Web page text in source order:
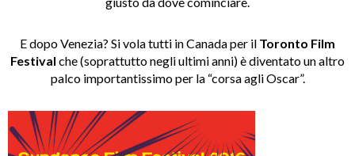
E dopo Venezia? Si vola tutti in Canada per il Toronto Film
Festival che (soprattutto negli ultimi anni) è diventato un altro
palco importantissimo per la “corsa agli Oscar”.